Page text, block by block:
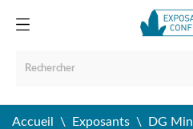
Accueil Exposants
DG